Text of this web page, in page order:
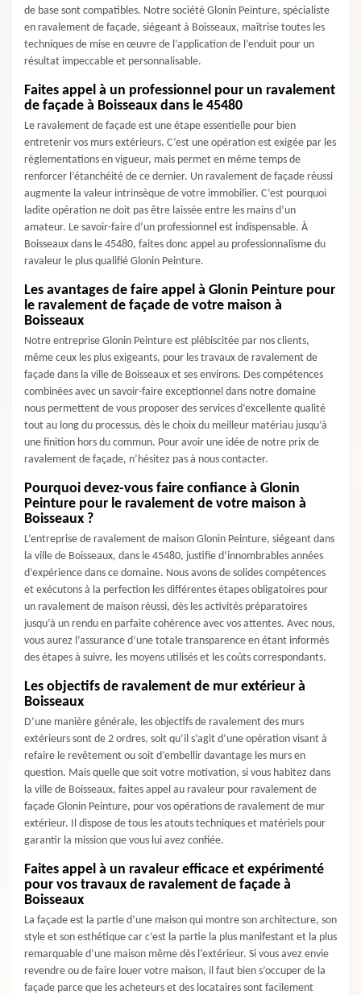
de base sont compatibles. Notre société Glonin Peinture, spécialiste
en ravalement de façade, siégeant à Boisseaux, maîtrise toutes les
techniques de mise en œuvre de l’application de l’enduit pour un
résultat impeccable et personnalisable.
Faites appel à un professionnel pour un ravalement
de façade à Boisseaux dans le 45480
Le ravalement de façade est une étape essentielle pour bien
entretenir vos murs extérieurs. C’est une opération est exigée par les
règlementations en vigueur, mais permet en même temps de
renforcer l’étanchéité de ce dernier. Un ravalement de façade réussi
augmente la valeur intrinsèque de votre immobilier. C’est pourquoi
ladite opération ne doit pas être laissée entre les mains d’un
amateur. Le savoir-faire d’un professionnel est indispensable. À
Boisseaux dans le 45480, faites donc appel au professionnalisme du
ravaleur le plus qualifié Glonin Peinture.
Les avantages de faire appel à Glonin Peinture pour
le ravalement de façade de votre maison à
Boisseaux
Notre entreprise Glonin Peinture est plébiscitée par nos clients,
même ceux les plus exigeants, pour les travaux de ravalement de
façade dans la ville de Boisseaux et ses environs. Des compétences
combinées avec un savoir-faire exceptionnel dans notre domaine
nous permettent de vous proposer des services d’excellente qualité
tout au long du processus, dès le choix du meilleur matériau jusqu’à
une finition hors du commun. Pour avoir une idée de notre prix de
ravalement de façade, n’hésitez pas à nous contacter.
Pourquoi devez-vous faire confiance à Glonin
Peinture pour le ravalement de votre maison à
Boisseaux ?
L’entreprise de ravalement de maison Glonin Peinture, siégeant dans
la ville de Boisseaux, dans le 45480, justifie d’innombrables années
d’expérience dans ce domaine. Nous avons de solides compétences
et exécutons à la perfection les différentes étapes obligatoires pour
un ravalement de maison réussi, dès les activités préparatoires
jusqu’à un rendu en parfaite cohérence avec vos attentes. Avec nous,
vous aurez l’assurance d’une totale transparence en étant informés
des étapes à suivre, les moyens utilisés et les coûts correspondants.
Les objectifs de ravalement de mur extérieur à
Boisseaux
D’une manière générale, les objectifs de ravalement des murs
extérieurs sont de 2 ordres, soit qu’il s’agit d’une opération visant à
refaire le revêtement ou soit d’embellir davantage les murs en
question. Mais quelle que soit votre motivation, si vous habitez dans
la ville de Boisseaux, faites appel au ravaleur pour ravalement de
façade Glonin Peinture, pour vos opérations de ravalement de mur
extérieur. Il dispose de tous les atouts techniques et matériels pour
garantir la mission que vous lui avez confiée.
Faites appel à un ravaleur efficace et expérimenté
pour vos travaux de ravalement de façade à
Boisseaux
La façade est la partie d’une maison qui montre son architecture, son
style et son esthétique car c’est la partie la plus manifestant et la plus
remarquable d’une maison même dès l’extérieur. Si vous avez envie
revendre ou de faire louer votre maison, il faut bien s’occuper de la
façade parce que les acheteurs et des locataires sont facilement